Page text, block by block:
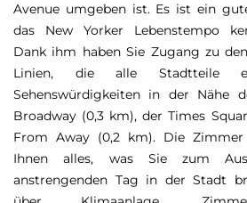
Avenue umgeben ist. Es ist ein
das New Yorker Lebenstempo
Dank ihm haben Sie Zugang zu
Linien, die alle Stadtteile
Sehenswürdigkeiten in der Nähe
Broadway (0,3 km), der Times
From Away (0,2 km). Die
Ihnen alles, was Sie zum
anstrengenden Tag in der Stadt